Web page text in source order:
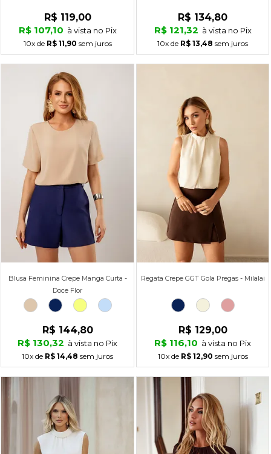
R$ 119,00
R$ 107,10 à vista no Pix
10xde R$ 11,90 sem juros
R$ 134,80
R$ 121,32 à vista no Pix
10x de R$ 13,48 sem juros
Blusa Feminina Crepe Manga Curta -
Doce Flor
R$ 144,80
R$ 130,32 à vista no Pix
10x de R$ 14,48 sem juros
Regata Crepe GGT Gola Pregas - Milalai
R$ 129,00
R$ 116,10 à vista no Pix
10xde R$ 12,90 sem juros